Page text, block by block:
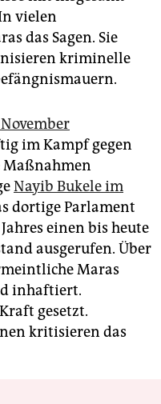
vielen
das Sagen. Sie
kriminelle
im Kampf gegen
Nayib Bukele im
dortige Parlament
einen bis heute
ausgerufen. Über
Maras
inhaftiert.
gesetzt.
kritisieren das